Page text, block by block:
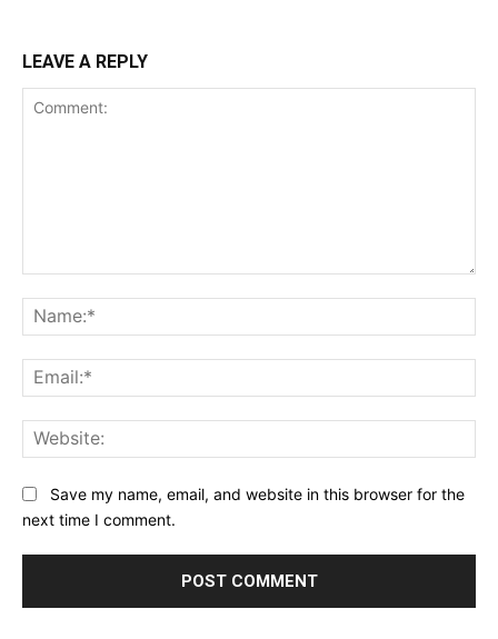
LEAVE A REPLY
Save my name, email, and website in this browser for the
next time I comment.